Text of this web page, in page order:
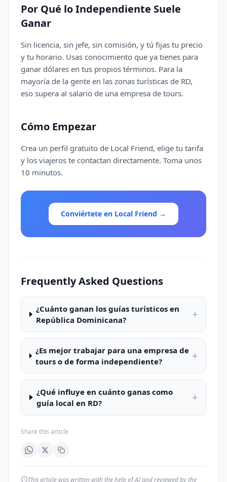
Por Qué lo Independiente Suele
Ganar
Sin licencia, sin jefe, sin comisión, y tú fijas tu precio
y tu horario. Usas conocimiento que ya tienes para
ganar dólares en tus propios términos. Para la
mayoría de la gente en las zonas turísticas de RD,
eso supera al salario de una empresa de tours.
Cómo Empezar
Crea un perfil gratuito de Local Friend, elige tu tarifa
y los viajeros te contactan directamente. Toma unos
10 minutos.
Conviértete en Local Friend →
Frequently Asked Questions
¿Cuánto ganan los guías turísticos en
República Dominicana?
+
¿Es mejor trabajar para una empresa de
tours o de forma independiente?
+
¿Qué influye en cuánto ganas como
guía local en RD?
+
Share this article
This article was written with the help of AI and reviewed by the